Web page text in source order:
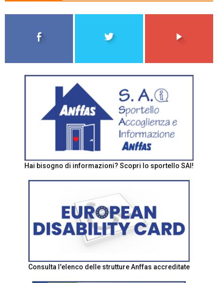
Hai bisogno di informazioni? Scopri lo sportello SAI!
Consulta l'elenco delle strutture Anffas accreditate